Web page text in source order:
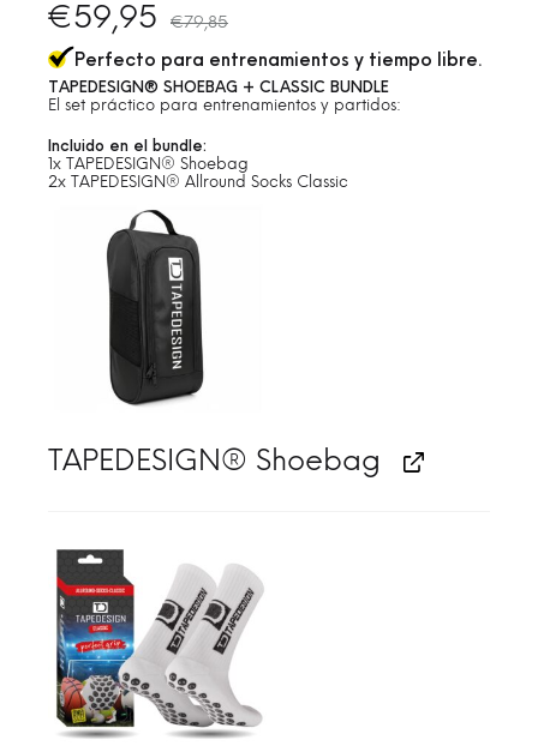
€59,95 €79,85
Perfecto para entrenamientos y tiempo libre.
TAPEDESIGN® SHOEBAG + CLASSIC BUNDLE
El set práctico para entrenamientos y partidos:
Incluido en el bundle:
1x TAPEDESIGN® Shoebag
2x TAPEDESIGN® Allround Socks Classic
TAPEDESIGN® Shoebag